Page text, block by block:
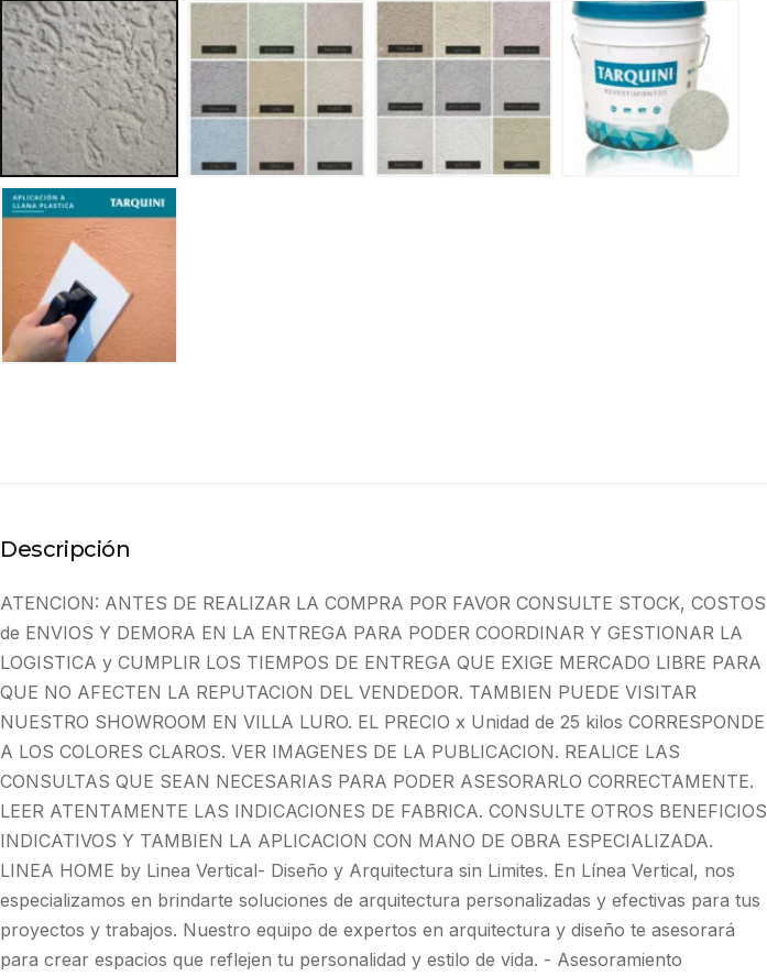
Descripción
ATENCION: ANTES DE REALIZAR LA COMPRA POR FAVOR CONSULTE STOCK, COSTOS
de ENVIOS Y DEMORA EN LA ENTREGA PARA PODER COORDINAR Y GESTIONAR LA
LOGISTICA y CUMPLIR LOS TIEMPOS DE ENTREGA QUE EXIGE MERCADO LIBRE PARA
QUE NO AFECTEN LA REPUTACION DEL VENDEDOR. TAMBIEN PUEDE VISITAR
NUESTRO SHOWROOM EN VILLA LURO. EL PRECIO x Unidad de 25 kilos CORRESPONDE
A LOS COLORES CLAROS. VER IMAGENES DE LA PUBLICACION. REALICE LAS
CONSULTAS QUE SEAN NECESARIAS PARA PODER ASESORARLO CORRECTAMENTE.
LEER ATENTAMENTE LAS INDICACIONES DE FABRICA. CONSULTE OTROS BENEFICIOS
INDICATIVOS Y TAMBIEN LA APLICACION CON MANO DE OBRA ESPECIALIZADA.
LINEA HOME by Linea Vertical- Diseño y Arquitectura sin Limites. En Línea Vertical, nos
especializamos en brindarte soluciones de arquitectura personalizadas y efectivas para tus
proyectos y trabajos. Nuestro equipo de expertos en arquitectura y diseño te asesorará
para crear espacios que reflejen tu personalidad y estilo de vida. - Asesoramiento